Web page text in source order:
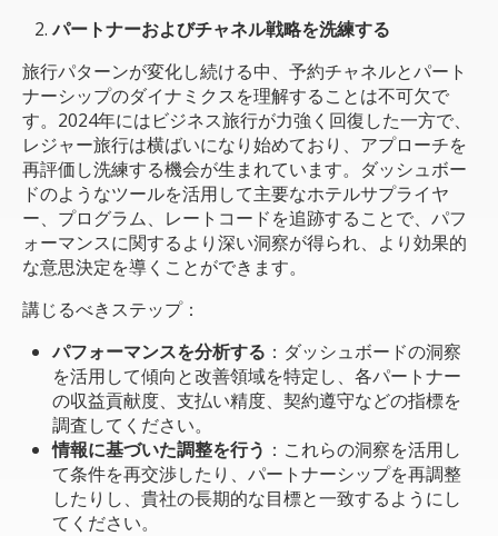
パートナーおよびチャネル戦略を洗練する
旅行パターンが変化し続ける中、予約チャネルとパート
ナーシップのダイナミクスを理解することは不可欠で
す。2024年にはビジネス旅行が力強く回復した一方で、
レジャー旅行は横ばいになり始めており、アプローチを
再評価し洗練する機会が生まれています。ダッシュボー
ドのようなツールを活用して主要なホテルサプライヤ
ー、プログラム、レートコードを追跡することで、パフ
ォーマンスに関するより深い洞察が得られ、より効果的
な意思決定を導くことができます。
講じるべきステップ：
パフォーマンスを分析する ：ダッシュボードの洞察
を活用して傾向と改善領域を特定し、各パートナー
の収益貢献度、支払い精度、契約遵守などの指標を
調査してください。
情報に基づいた調整を行う ：これらの洞察を活用し
て条件を再交渉したり、パートナーシップを再調整
したりし、貴社の長期的な目標と一致するようにし
てください。